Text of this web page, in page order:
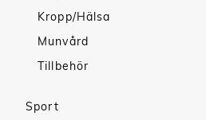
Kropp/Hälsa
Munvård
Tillbehör
Sport